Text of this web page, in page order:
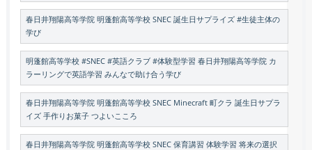
春日井翔陽高等学院 明蓬館高等学校 SNEC 誕生日サプライズ #生徒主体の
学び
明蓬館高等学校 #SNEC #英語クラブ #体験型学習 春日井翔陽高等学院 カ
ラーリングで英語学習 みんなで助け合う学び
春日井翔陽高等学院 明蓬館高等学校 SNEC Minecraft 町クラ 誕生日サプラ
イズ 手作りお菓子 つよいこころ
春日井翔陽高等学院 明蓬館高等学校 SNEC 保育講習 体験学習 将来の選択